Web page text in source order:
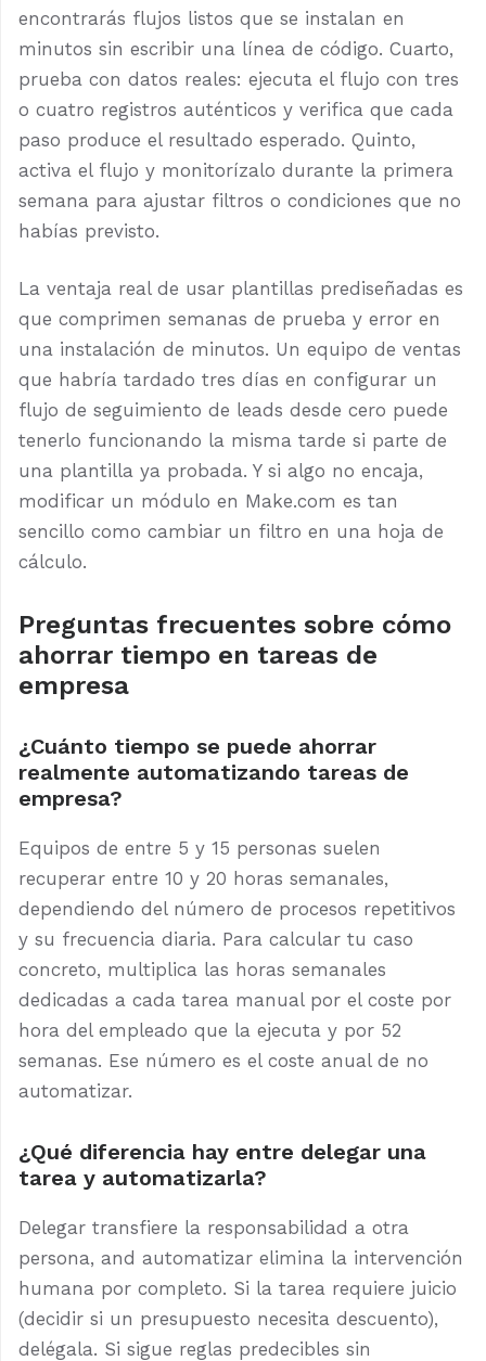
encontrarás flujos listos que se instalan en
minutos sin escribir una línea de código. Cuarto,
prueba con datos reales: ejecuta el flujo con tres
o cuatro registros auténticos y verifica que cada
paso produce el resultado esperado. Quinto,
activa el flujo y monitorízalo durante la primera
semana para ajustar filtros o condiciones que no
habías previsto.
La ventaja real de usar plantillas prediseñadas es
que comprimen semanas de prueba y error en
una instalación de minutos. Un equipo de ventas
que habría tardado tres días en configurar un
flujo de seguimiento de leads desde cero puede
tenerlo funcionando la misma tarde si parte de
una plantilla ya probada. Y si algo no encaja,
modificar un módulo en Make.com es tan
sencillo como cambiar un filtro en una hoja de
cálculo.
Preguntas frecuentes sobre cómo
ahorrar tiempo en tareas de
empresa
¿Cuánto tiempo se puede ahorrar
realmente automatizando tareas de
empresa?
Equipos de entre 5 y 15 personas suelen
recuperar entre 10 y 20 horas semanales,
dependiendo del número de procesos repetitivos
y su frecuencia diaria. Para calcular tu caso
concreto, multiplica las horas semanales
dedicadas a cada tarea manual por el coste por
hora del empleado que la ejecuta y por 52
semanas. Ese número es el coste anual de no
automatizar.
¿Qué diferencia hay entre delegar una
tarea y automatizarla?
Delegar transfiere la responsabilidad a otra
persona, and automatizar elimina la intervención
humana por completo. Si la tarea requiere juicio
(decidir si un presupuesto necesita descuento),
delégala. Si sigue reglas predecibles sin